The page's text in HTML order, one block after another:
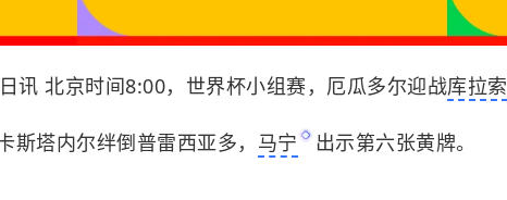
讯 北京时间8:00，世界杯小组赛，厄瓜多尔迎战库拉索
斯塔内尔绊倒普雷西亚多， 马宁 出示第六张黄牌。